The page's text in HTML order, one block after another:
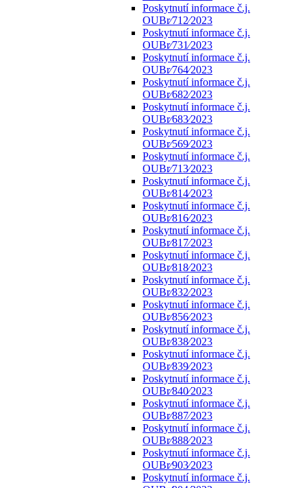
Poskytnutí informace č.j.
OUBr⁄712⁄2023
Poskytnutí informace č.j.
OUBr⁄731⁄2023
Poskytnutí informace č.j.
OUBr⁄764⁄2023
Poskytnutí informace č.j.
OUBr⁄682⁄2023
Poskytnutí informace č.j.
OUBr⁄683⁄2023
Poskytnutí informace č.j.
OUBr⁄569⁄2023
Poskytnutí informace č.j.
OUBr⁄713⁄2023
Poskytnutí informace č.j.
OUBr⁄814⁄2023
Poskytnutí informace č.j.
OUBr⁄816⁄2023
Poskytnutí informace č.j.
OUBr⁄817⁄2023
Poskytnutí informace č.j.
OUBr⁄818⁄2023
Poskytnutí informace č.j.
OUBr⁄832⁄2023
Poskytnutí informace č.j.
OUBr⁄856⁄2023
Poskytnutí informace č.j.
OUBr⁄838⁄2023
Poskytnutí informace č.j.
OUBr⁄839⁄2023
Poskytnutí informace č.j.
OUBr⁄840⁄2023
Poskytnutí informace č.j.
OUBr⁄887⁄2023
Poskytnutí informace č.j.
OUBr⁄888⁄2023
Poskytnutí informace č.j.
OUBr⁄903⁄2023
Poskytnutí informace č.j.